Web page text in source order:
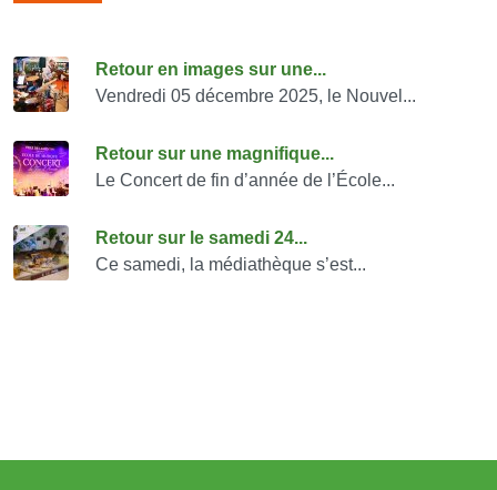
Consulter également
Retour en images sur une...
Vendredi 05 décembre 2025, le Nouvel...
Retour sur une magnifique...
Le Concert de fin d’année de l’École...
Retour sur le samedi 24...
Ce samedi, la médiathèque s’est...